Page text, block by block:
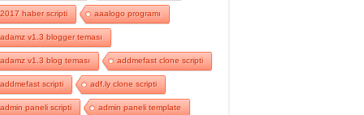
2017 haber scripti aaalogo programı
adamz v1.3 blogger teması
adamz v1.3 blog teması addmefast clone scripti
addmefast scripti adf.ly clone scripti
admin paneli scripti admin paneli template